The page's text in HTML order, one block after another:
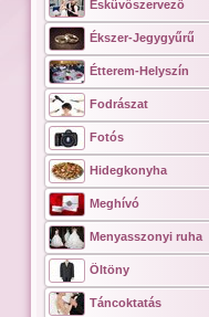
Esküvőszervező
Ékszer-Jegygyűrű
Étterem-Helyszín
Fodrászat
Fotós
Hidegkonyha
Meghívó
Menyasszonyi ruha
Öltöny
Táncoktatás